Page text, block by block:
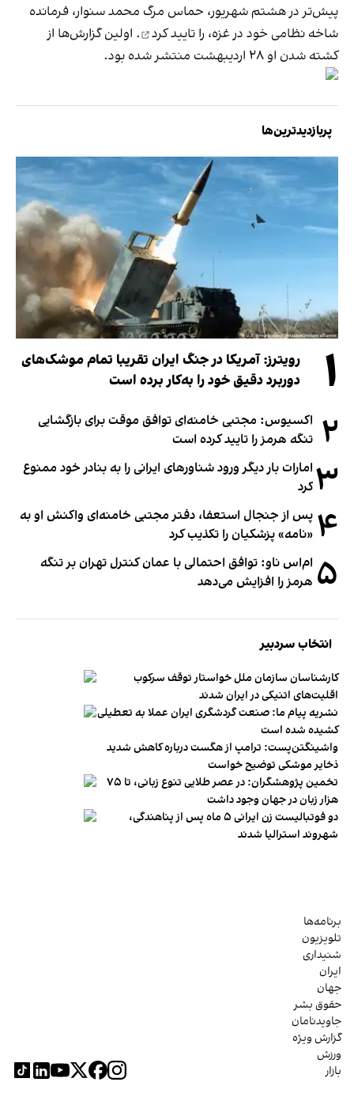
پیش‌تر در هشتم شهریور، حماس مرگ محمد سنوار، فرمانده
شاخه نظامی خود در غزه، را تایید کرد
. اولین گزارش‌ها از
کشته شدن او ۲۸ اردیبهشت منتشر شده بود.
پربازدیدترین‌ها
۱
رویترز: آمریکا در جنگ ایران تقریبا تمام موشک‌های
دوربرد دقیق خود را به‌کار برده است
۲ اکسیوس: مجتبی خامنه‌ای توافق موقت برای بازگشایی
تنگه هرمز را تایید کرده است
۳ امارات بار دیگر ورود شناورهای ایرانی را به بنادر خود ممنوع
کرد
۴ پس از جنجال استعفا، دفتر مجتبی خامنه‌ای واکنش او به
«نامه» پزشکیان را تکذیب کرد
۵ ام‌اس ناو: توافق احتمالی با عمان کنترل تهران بر تنگه
هرمز را افزایش می‌دهد
انتخاب سردبیر
کارشناسان سازمان ملل خواستار توقف سرکوب
اقلیت‌های اتنیکی در ایران شدند
نشریه پیام ما: صنعت گردشگری ایران عملا به تعطیلی
کشیده شده است
واشینگتن‌پست: ترامپ از هگست درباره کاهش شدید
ذخایر موشکی توضیح خواست
تخمین پژوهشگران: در عصر طلایی تنوع زبانی، تا ۷۵
هزار زبان در جهان وجود داشت
دو فوتبالیست زن ایرانی ۵ ماه پس از پناهندگی،
شهروند استرالیا شدند
برنامه‌ها
تلویزیون
شنیداری
ایران
جهان
حقوق بشر
جاویدنامان
گزارش ویژه
ورزش
بازار